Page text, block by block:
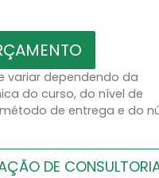
variar dependendo da
do curso, do nível de
de entrega e do
DE